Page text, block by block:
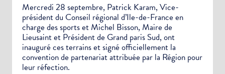
Mercredi 28 septembre, Patrick Karam, Vice-
président du Conseil régional d’Ile-de-France en
charge des sports et Michel Bisson, Maire de
Lieusaint et Président de Grand paris Sud, ont
inauguré ces terrains et signé officiellement la
convention de partenariat attribuée par la Région pour
leur réfection.